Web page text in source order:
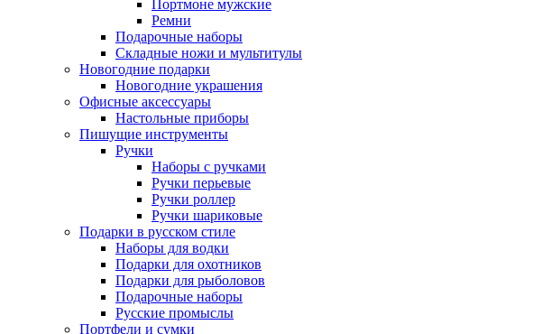
Портмоне мужские
Ремни
Подарочные наборы
Складные ножи и мультитулы
Новогодние подарки
Новогодние украшения
Офисные аксессуары
Настольные приборы
Пишущие инструменты
Ручки
Наборы с ручками
Ручки перьевые
Ручки роллер
Ручки шариковые
Подарки в русском стиле
Наборы для водки
Подарки для охотников
Подарки для рыболовов
Подарочные наборы
Русские промыслы
Портфели и сумки